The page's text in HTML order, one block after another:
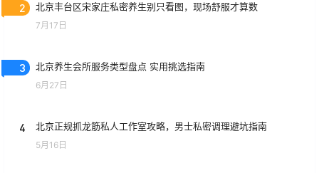
2 北京丰台区宋家庄私密养生别只看图，现场舒服才算数
7月17日
3 北京养生会所服务类型盘点 实用挑选指南
6月27日
4 北京正规抓龙筋私人工作室攻略，男士私密调理避坑指南
5月16日